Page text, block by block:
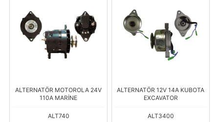
ALTERNATÖR MOTOROLA 24V
110A MARİNE
ALT740
ALTERNATÖR 12V 14A KUBOTA
EXCAVATOR
ALT3400